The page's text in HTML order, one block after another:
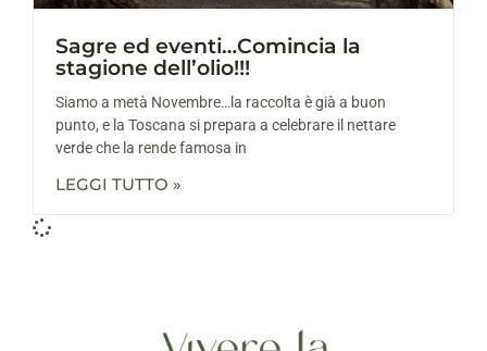
Sagre ed eventi…Comincia la
stagione dell’olio!!!
Siamo a metà Novembre…la raccolta è già a buon
punto, e la Toscana si prepara a celebrare il nettare
verde che la rende famosa in
LEGGI TUTTO »